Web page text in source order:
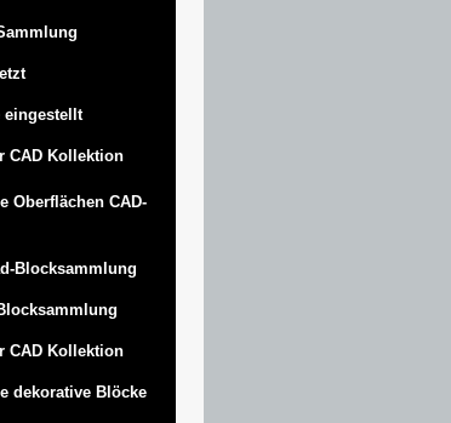
eingestellt
CAD Kollektion
Oberflächen CAD-
Blocksammlung
CAD Kollektion
dekorative Blöcke